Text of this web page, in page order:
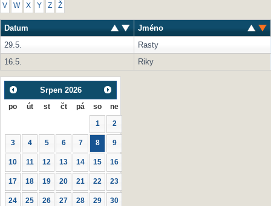
V W X Y Z Ž
Datum
Jméno
29.5.
Rasty
16.5.
Riky
Srpen 2026
po út st čt pá so ne
1 2
3 4 5 6 7 8 9
10 11 12 13 14 15 16
17 18 19 20 21 22 23
24 25 26 27 28 29 30